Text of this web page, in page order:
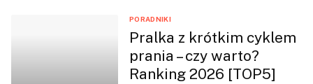
PORADNIKI
Pralka z krótkim cyklem
prania – czy warto?
Ranking 2026 [TOP5]